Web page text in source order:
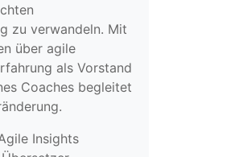
zu verwandeln. Mit
über agile
als Vorstand
Coaches begleitet
Insights